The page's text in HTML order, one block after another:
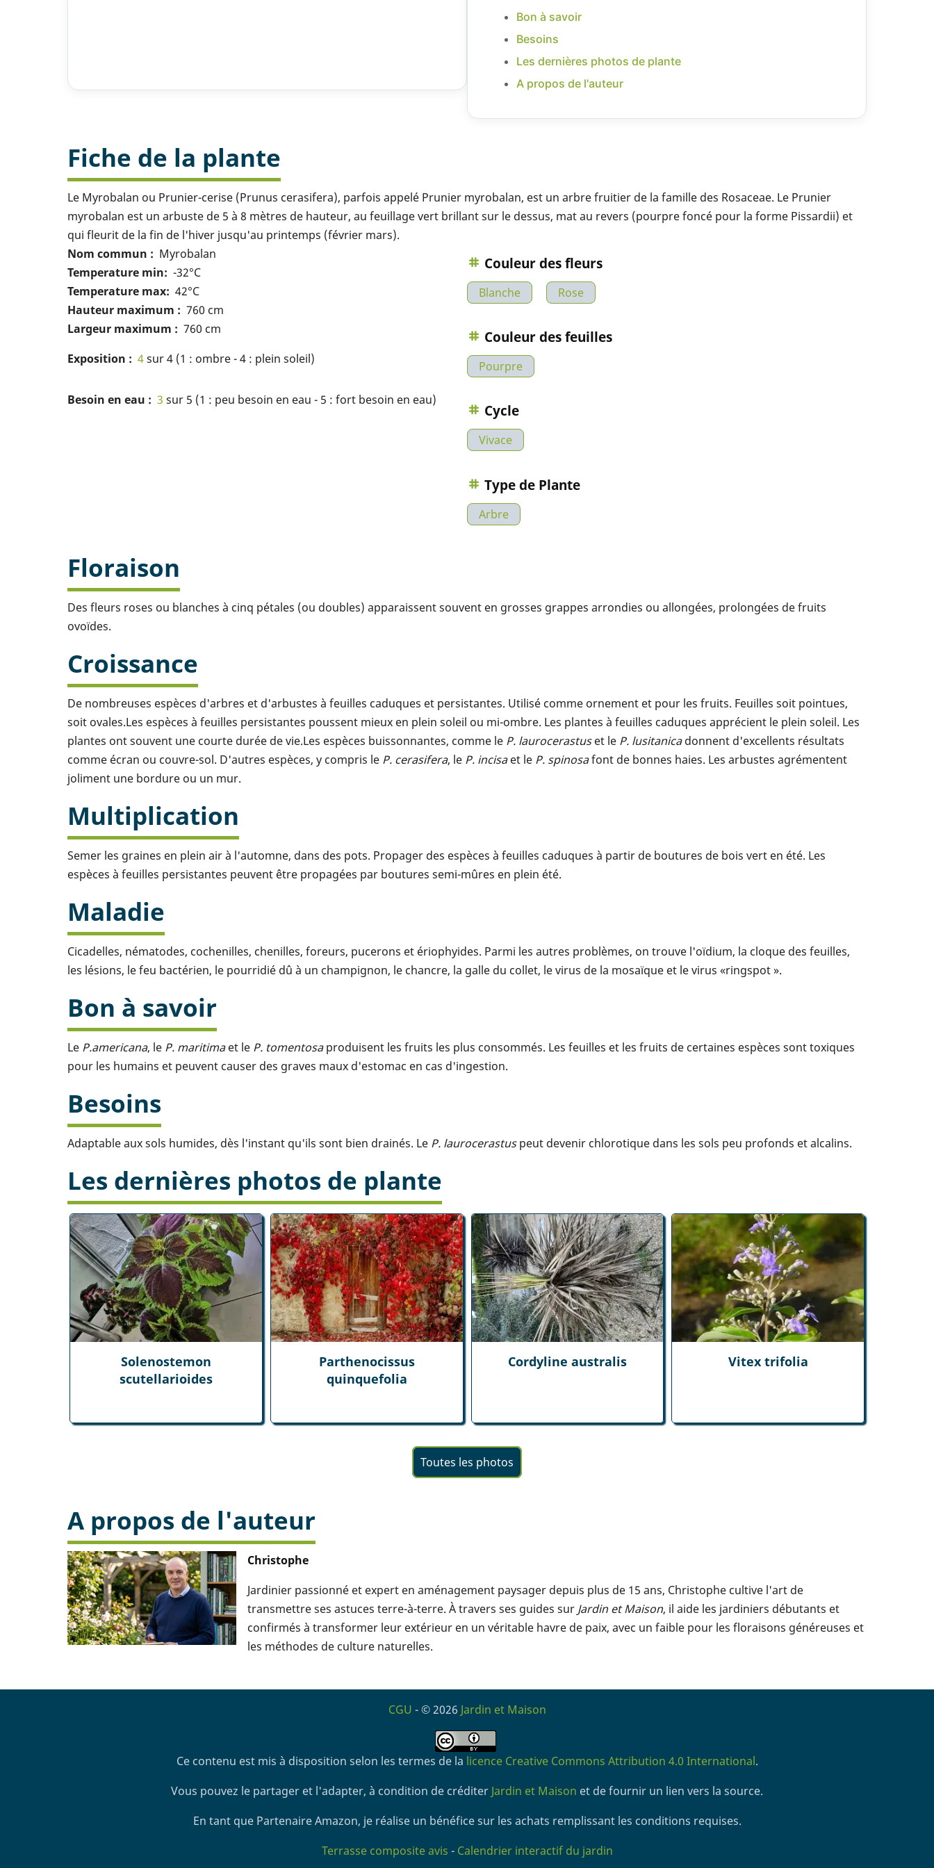
Bon à savoir
Besoins
Les dernières photos de plante
A propos de l'auteur
Fiche de la plante
Le Myrobalan ou Prunier-cerise (Prunus cerasifera), parfois appelé Prunier myrobalan, est un arbre fruitier de la famille des Rosaceae. Le Prunier
myrobalan est un arbuste de 5 à 8 mètres de hauteur, au feuillage vert brillant sur le dessus, mat au revers (pourpre foncé pour la forme Pissardii) et
qui fleurit de la fin de l'hiver jusqu'au printemps (février mars).
Nom commun
Myrobalan
Temperature min
-32°C
Temperature max 42°C
Hauteur maximum
760 cm
Largeur maximum
760 cm
Exposition
4sur 4 (1 : ombre - 4 : plein soleil)
Besoin en eau 3 sur 5 (1 : peu besoin en eau - 5 : fort besoin en eau)
Couleur des fleurs
Blanche Rose
Couleur des feuilles
Pourpre
Cycle
Vivace
Type de Plante
Arbre
Floraison
Des fleurs roses ou blanches à cinq pétales (ou doubles) apparaissent souvent en grosses grappes arrondies ou allongées, prolongées de fruits
ovoïdes.
Croissance
De nombreuses espèces d'arbres et d'arbustes à feuilles caduques et persistantes. Utilisé comme ornement et pour les fruits. Feuilles soit pointues,
soit ovales.Les espèces à feuilles persistantes poussent mieux en plein soleil ou mi-ombre. Les plantes à feuilles caduques apprécient le plein soleil. Les
plantes ont souvent une courte durée de vie.Les espèces buissonnantes, comme le P. laurocerastuset le P. lusitanicadonnent d'excellents résultats
comme écran ou couvre-sol. D'autres espèces, y compris le P. cerasifera, le P. incisaet le P. spinosafont de bonnes haies. Les arbustes agrémentent
joliment une bordure ou un mur.
Multiplication
Semer les graines en plein air à l'automne, dans des pots. Propager des espèces à feuilles caduques à partir de boutures de bois vert en été. Les
espèces à feuilles persistantes peuvent être propagées par boutures semi-mûres en plein été.
Maladie
Cicadelles, nématodes, cochenilles, chenilles, foreurs, pucerons et ériophyides. Parmi les autres problèmes, on trouve l'oïdium, la cloque des feuilles,
les lésions, le feu bactérien, le pourridié dû à un champignon, le chancre, la galle du collet, le virus de la mosaïque et le virus «ringspot ».
Bon à savoir
Le P.americana, le P. maritimaet le P. tomentosaproduisent les fruits les plus consommés. Les feuilles et les fruits de certaines espèces sont toxiques
pour les humains et peuvent causer des graves maux d'estomac en cas d'ingestion.
Besoins
Adaptable aux sols humides, dès l'instant qu'ils sont bien drainés. Le P. laurocerastuspeut devenir chlorotique dans les sols peu profonds et alcalins.
Les dernières photos de plante
Solenostemon
scutellarioides
Parthenocissus
quinquefolia
Cordyline australis Vitex trifolia
Toutes les photos
A propos de l'auteur
Christophe
Jardinier passionné et expert en aménagement paysager depuis plus de 15 ans, Christophe cultive l'art de
transmettre ses astuces terre-à-terre. À travers ses guides sur Jardin et Maison, il aide les jardiniers débutants et
confirmés à transformer leur extérieur en un véritable havre de paix, avec un faible pour les floraisons généreuses et
les méthodes de culture naturelles.
CGU - © 2026 Jardin et Maison
Ce contenu est mis à disposition selon les termes de la licence Creative Commons Attribution 4.0 International.
Vous pouvez le partager et l'adapter, à condition de créditer Jardin et Maison et de fournir un lien vers la source.
En tant que Partenaire Amazon, je réalise un bénéfice sur les achats remplissant les conditions requises.
Terrasse composite avis - Calendrier interactif du jardin